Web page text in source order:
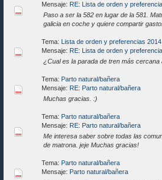
Mensaje: RE: Lista de orden y
Paso a ser la 582 en lugar de la 581.
galicia en coche y quiere compartir
Tema: Lista de orden y preferencias 2014
Mensaje: RE: Lista de orden y
¿Cual es la parada de tren más cercana
Tema: Parto natural/bañera
Mensaje: RE: Parto natural/bañera
Muchas gracias. :)
Tema: Parto natural/bañera
Mensaje: RE: Parto natural/bañera
Me interesa saber sobre todas las
de matrona. jeje Muchas gracias!
Tema: Parto natural/bañera
Mensaje: Parto natural/bañera